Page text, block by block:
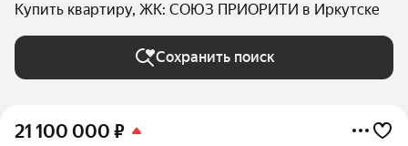
Купить квартиру, ЖК: СОЮЗ ПРИОРИТИ в Иркутске
Сохранить поиск
21 100 000 ₽